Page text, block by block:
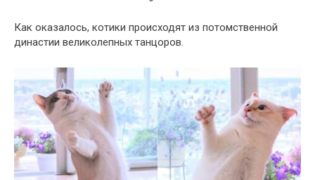
Как оказалось, котики происходят из потомственной
династии великолепных танцоров.